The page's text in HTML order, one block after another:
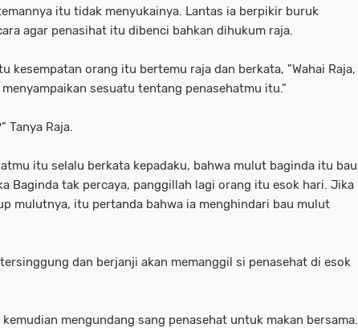
itu tidak menyukainya. Lantas ia berpikir buruk
agar penasihat itu dibenci bahkan dihukum raja.
kesempatan orang itu bertemu raja dan berkata, "Wahai Raja,
sesuatu tentang penasehatmu itu.”
Tanya Raja.
itu selalu berkata kepadaku, bahwa mulut baginda itu bau
Baginda tak percaya, panggillah lagi orang itu esok hari. Jika
mulutnya, itu pertanda bahwa ia menghindari bau mulut
dan berjanji akan memanggil si penasehat di esok
kemudian mengundang sang penasehat untuk makan bersama.